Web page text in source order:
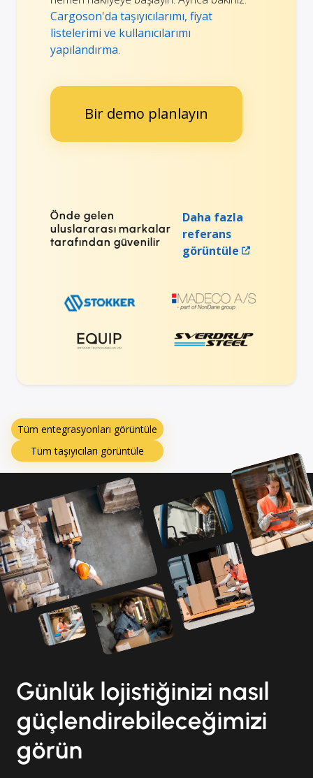
Cargoson'da taşıyıcılarımı, fiyat
listelerimi ve kullanıcılarımı
yapılandırma.
Bir demo planlayın
Önde gelen
uluslararası markalar
tarafından güvenilir
Daha fazla
referans
görüntüle
Tüm entegrasyonları görüntüle
Tüm taşıyıcıları görüntüle
Günlük lojistiğinizi nasıl
güçlendirebileceğimizi
görün